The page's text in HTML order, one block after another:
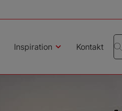
Inspiration Kontakt